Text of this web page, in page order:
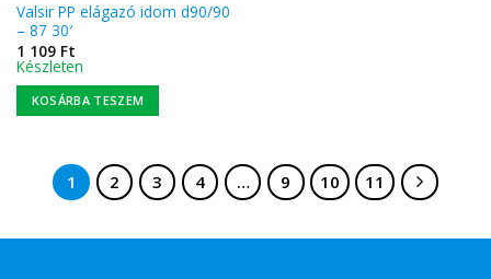
Valsir PP elágazó idom d90/90
– 87 30′
1 109 Ft
Készleten
KOSÁRBA TESZEM
1 2 3 4 … 9 10 11